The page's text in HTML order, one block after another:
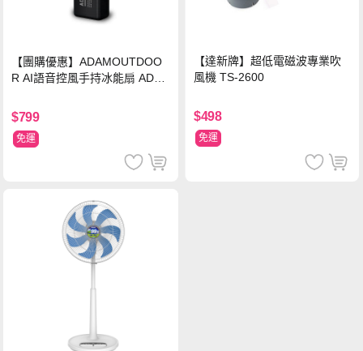
【團購優惠】ADAMOUTDOO
R AI語音控風手持冰能扇 ADFN
$799
免運
【達新牌】超低電磁波專業吹
風機 TS-2600
$498
免運